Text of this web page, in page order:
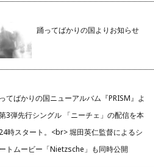
踊ってばかりの国よりお知らせ
てばかりの国ニューアルバム『PRISM』よ
3弾先行シングル 「ニーチェ」の配信を本
時スタート。<br> 堀田英仁監督によるシ
トムービー「Nietzsche」も同時公開